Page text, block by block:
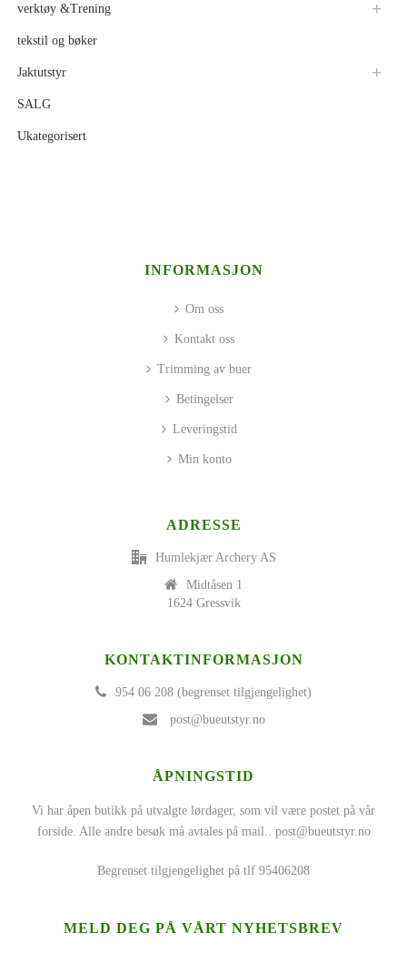
verktøy &Trening
tekstil og bøker
Jaktutstyr
SALG
Ukategorisert
INFORMASJON
Om oss
Kontakt oss
Trimming av buer
Betingelser
Leveringstid
Min konto
ADRESSE
Humlekjær Archery AS
Midtåsen 1
1624 Gressvik
KONTAKTINFORMASJON
954 06 208 (begrenset tilgjengelighet)
post@bueutstyr.no
ÅPNINGSTID
Vi har åpen butikk på utvalgte lørdager, som vil være postet på vår
forside. Alle andre besøk må avtales på mail.. post@bueutstyr.no
Begrenset tilgjengelighet på tlf 95406208
MELD DEG PÅ VÅRT NYHETSBREV